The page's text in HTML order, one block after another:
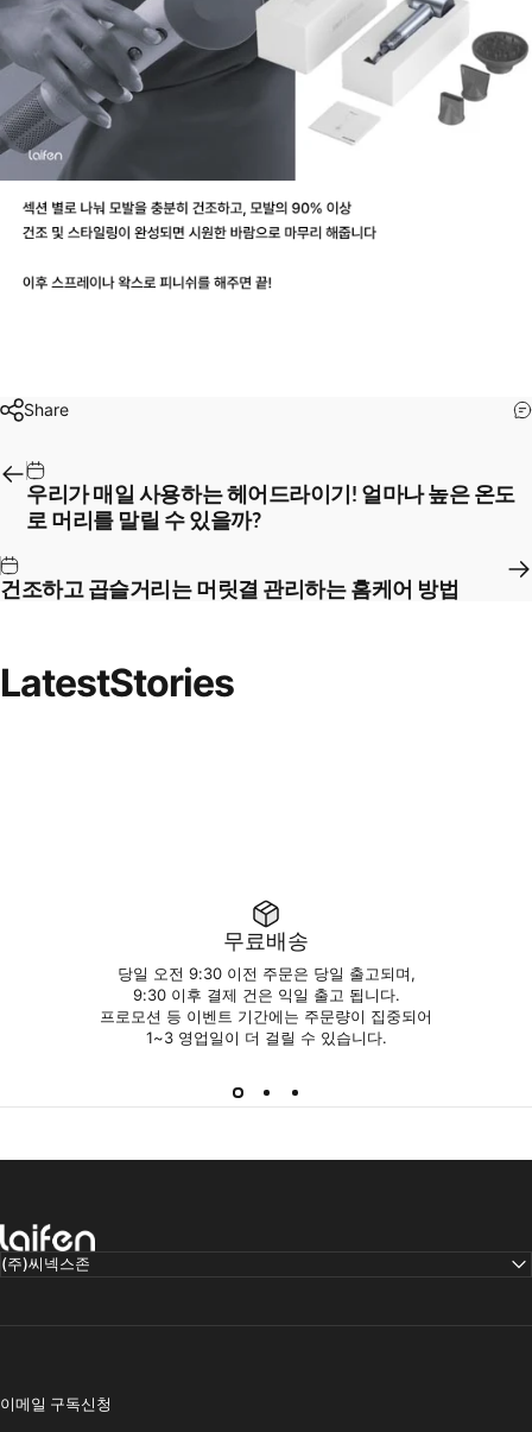
Share
우리가 매일 사용하는 헤어드라이기! 얼마나 높은 온도
로 머리를 말릴 수 있을까?
건조하고 곱슬거리는 머릿결 관리하는 홈케어 방법
LatestStories
무료배송
당일 오전 9:30 이전 주문은 당일 출고되며,
9:30 이후 결제 건은 익일 출고 됩니다.
프로모션 등 이벤트 기간에는 주문량이 집중되어
1~3 영업일이 더 걸릴 수 있습니다.
라이펀 코리아
(주)씨넥스존
이메일 구독신청